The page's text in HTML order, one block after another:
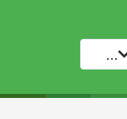
...